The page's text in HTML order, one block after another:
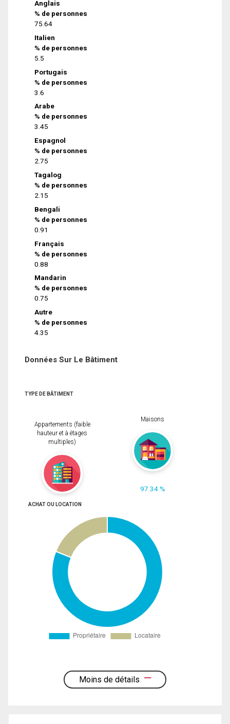
Anglais
% de personnes
75.64
Italien
% de personnes
5.5
Portugais
% de personnes
3.6
Arabe
% de personnes
3.45
Espagnol
% de personnes
2.75
Tagalog
% de personnes
2.15
Bengali
% de personnes
0.91
Français
% de personnes
0.88
Mandarin
% de personnes
0.75
Autre
% de personnes
4.35
Données Sur Le Bâtiment
TYPE DE BÂTIMENT
Appartements (faible
hauteur et à étages
multiples)
Maisons
97.34 %
ACHAT OU LOCATION
Moins de détails